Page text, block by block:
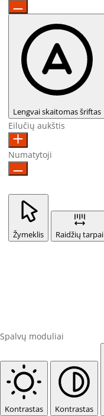
Lengvai skaitomas šriftas
Eilučių aukštis
Numatytoji
Žymeklis Raidžių tarpai
Spalvų moduliai
Kontrastas Kontrastas